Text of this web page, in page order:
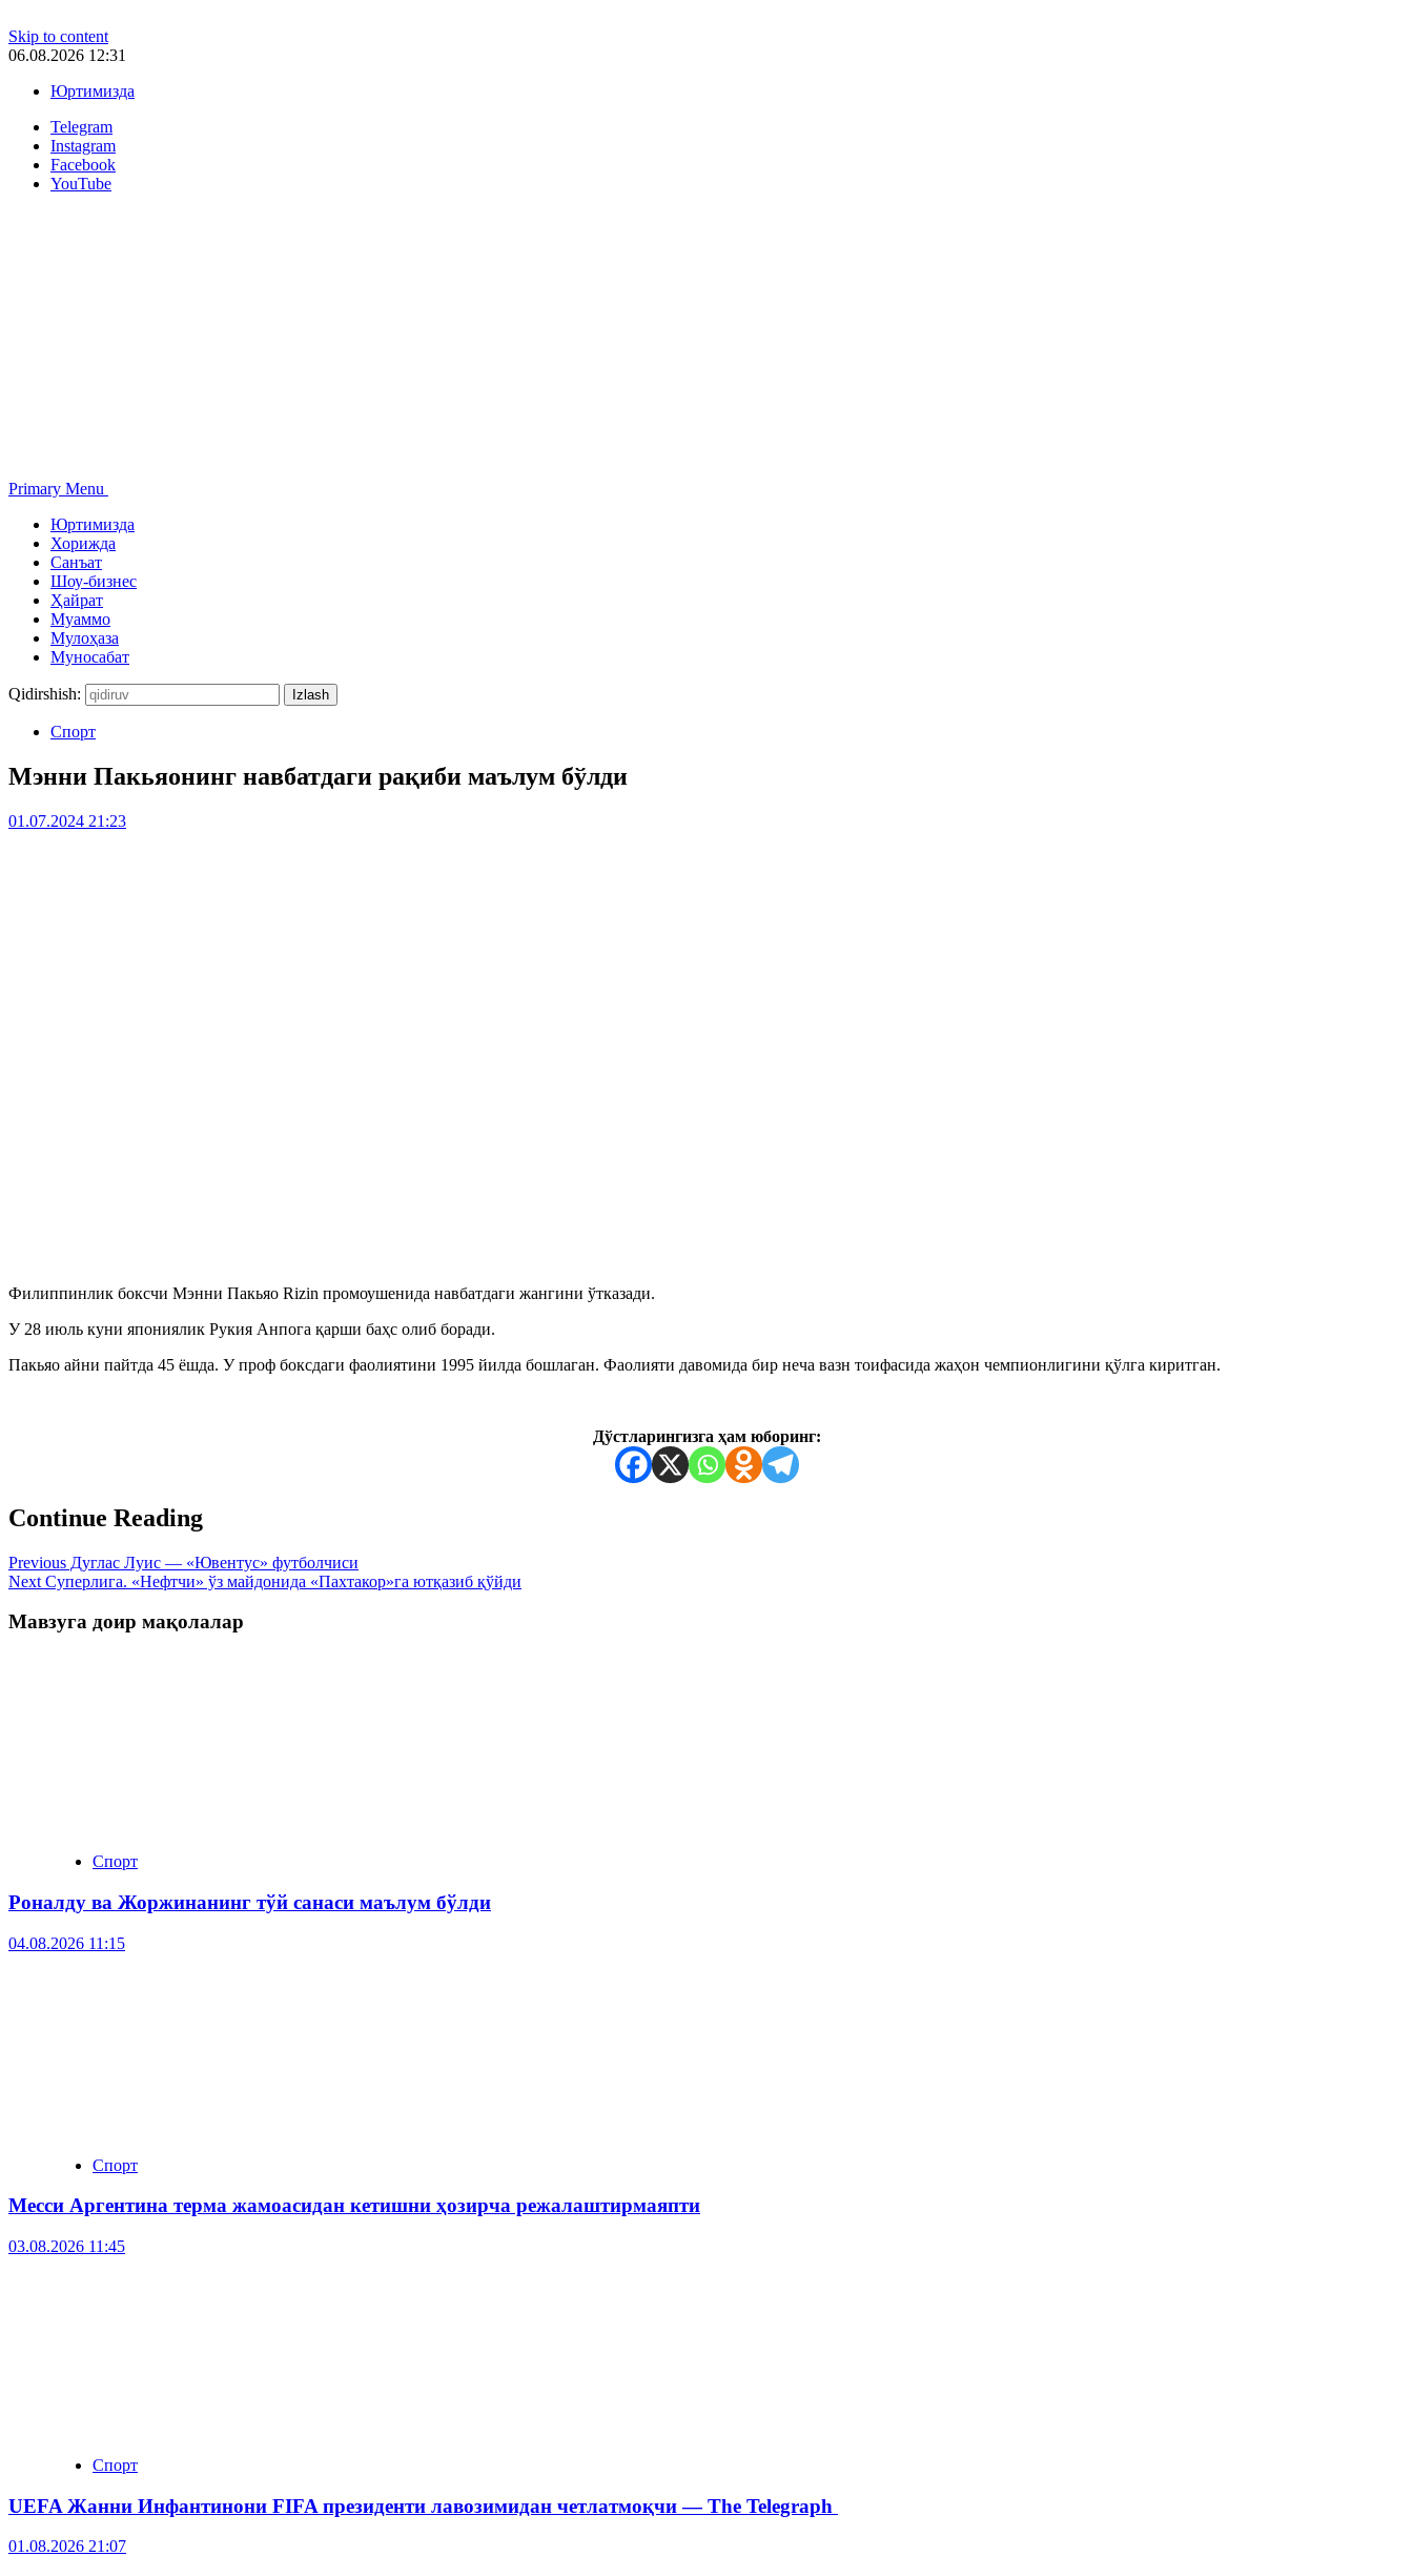
Skip to content
06.08.2026 12:31
Юртимизда
Telegram
Instagram
Facebook
YouTube
Primary Menu
Юртимизда
Хорижда
Санъат
Шоу-бизнес
Ҳайрат
Муаммо
Мулоҳаза
Муносабат
Qidirshish:
Спорт
Мэнни Пакьяонинг навбатдаги рақиби маълум бўлди
01.07.2024 21:23
Филиппинлик боксчи Мэнни Пакьяо Rizin промоушенида навбатдаги жангини ўтказади.
У 28 июль куни япониялик Рукия Анпога қарши баҳс олиб боради.
Пакьяо айни пайтда 45 ёшда. У проф боксдаги фаолиятини 1995 йилда бошлаган. Фаолияти давомида бир неча вазн тоифасида жаҳон чемпионлигини қўлга киритган.
Дўстларингизга ҳам юборинг:
Continue Reading
Previous Дуглас Луис — «Ювентус» футболчиси
Next Суперлига. «Нефтчи» ўз майдонида «Пахтакор»га ютқазиб қўйди
Мавзуга доир мақолалар
Спорт
Роналду ва Жоржинанинг тўй санаси маълум бўлди
04.08.2026 11:15
Спорт
Месси Аргентина терма жамоасидан кетишни ҳозирча режалаштирмаяпти
03.08.2026 11:45
Спорт
UEFA Жанни Инфантинони FIFA президенти лавозимидан четлатмоқчи — The Telegraph
01.08.2026 21:07